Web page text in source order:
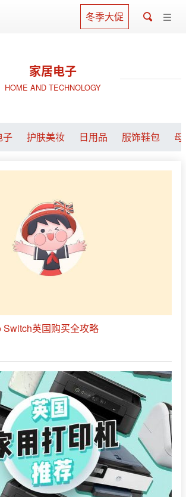
冬季大促
家居电子
HOME AND TECHNOLOGY
子 护肤美妆 日用品 服饰鞋包
英国购买全攻略